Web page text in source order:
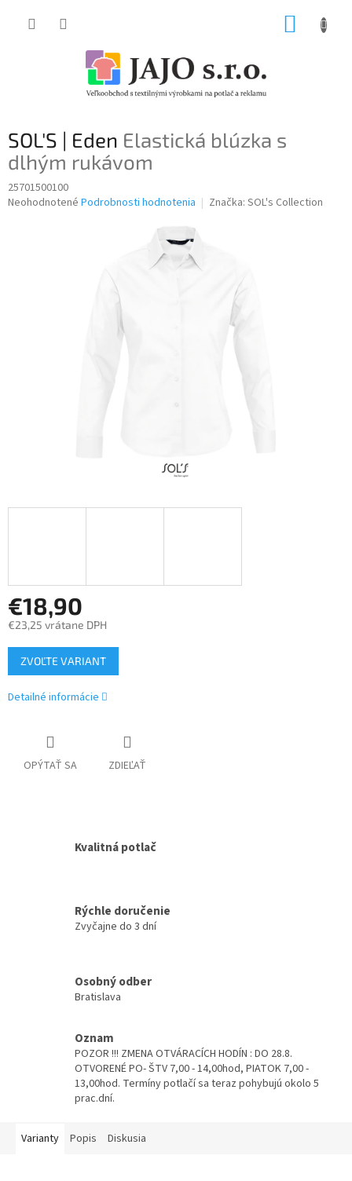
SOL'S | Eden Elastická blúzka s
dlhým rukávom
25701500100
Priemerné
Neohodnotené Podrobnosti hodnotenia Značka: SOL's Collection
€18,90
€23,25 vrátane DPH
Jednotková
cena:
ZVOĽTE VARIANT
Detailné informácie
OPÝTAŤ SA ZDIEĽAŤ
Kvalitná potlač
Rýchle doručenie
Zvyčajne do 3 dní
Osobný odber
Bratislava
Oznam
POZOR !!! ZMENA OTVÁRACÍCH HODÍN : DO 28.8.
OTVORENÉ PO- ŠTV 7,00 - 14,00hod, PIATOK 7,00 -
13,00hod. Termíny potlačí sa teraz pohybujú okolo 5
prac.dní.
Varianty Popis Diskusia